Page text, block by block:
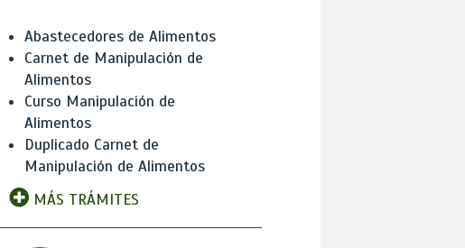
Abastecedores de Alimentos
Carnet de Manipulación de
Alimentos
Curso Manipulación de
Alimentos
Duplicado Carnet de
Manipulación de Alimentos
MÁS TRÁMITES